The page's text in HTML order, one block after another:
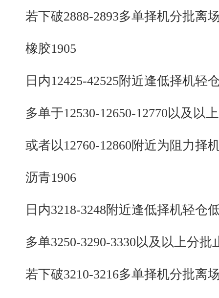
若下破2888-2893多单择机分批离
橡胶1905
日内12425-42525附近逢低择机轻
多单于12530-12650-12770以及以
或者以12760-12860附近为阻力择
沥青1906
日内3218-3248附近逢低择机轻仓
多单3250-3290-3330以及以上分批
若下破3210-3216多单择机分批离